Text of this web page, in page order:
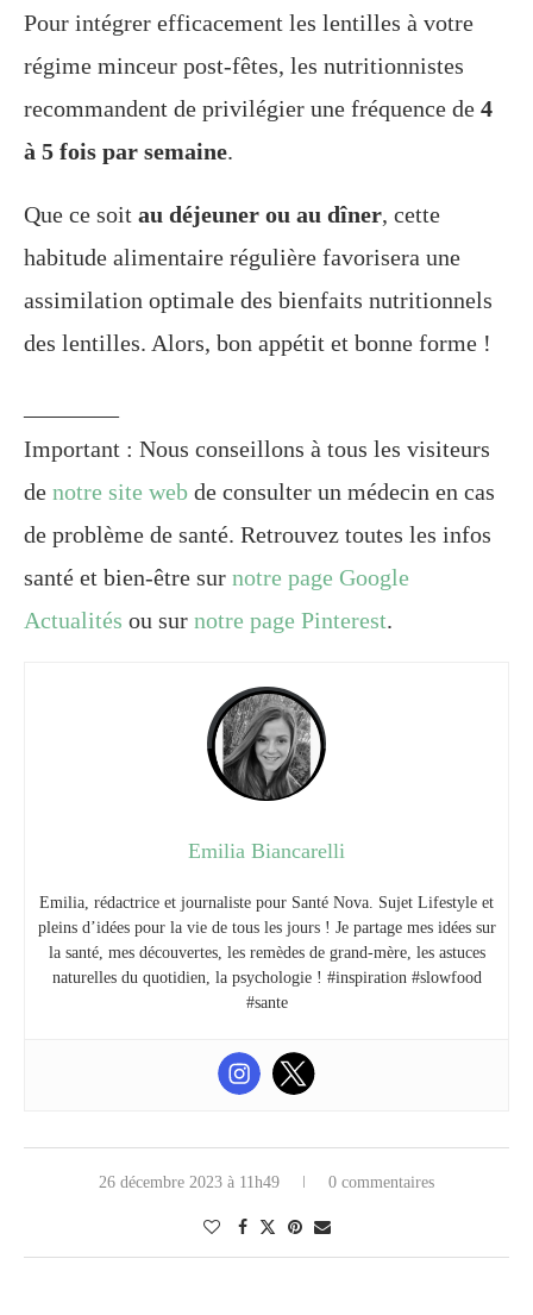
Pour intégrer efficacement les lentilles à votre
régime minceur post-fêtes, les nutritionnistes
recommandent de privilégier une fréquence de 4
à 5 fois par semaine.
Que ce soit au déjeuner ou au dîner, cette
habitude alimentaire régulière favorisera une
assimilation optimale des bienfaits nutritionnels
des lentilles. Alors, bon appétit et bonne forme !
Important : Nous conseillons à tous les visiteurs
de notre site web de consulter un médecin en cas
de problème de santé. Retrouvez toutes les infos
santé et bien-être sur notre page Google
Actualités ou sur notre page Pinterest.
Emilia Biancarelli
Emilia, rédactrice et journaliste pour Santé Nova. Sujet Lifestyle et
pleins d’idées pour la vie de tous les jours ! Je partage mes idées sur
la santé, mes découvertes, les remèdes de grand-mère, les astuces
naturelles du quotidien, la psychologie ! #inspiration #slowfood
#sante
26 décembre 2023 à 11h49 0 commentaires